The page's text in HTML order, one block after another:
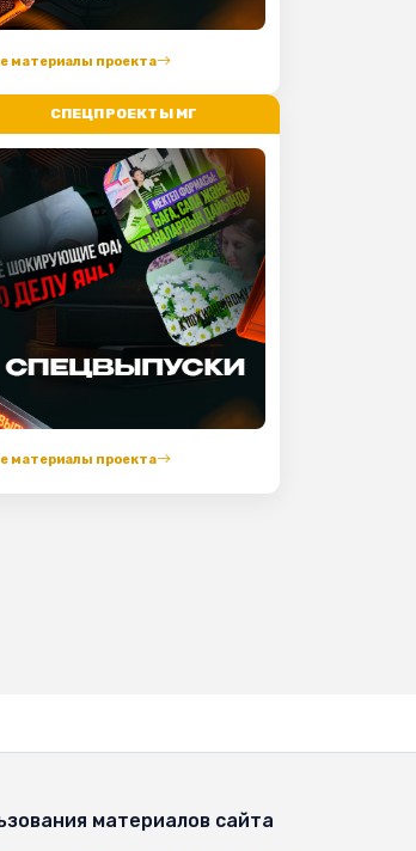
материалы проекта
СПЕЦПРОЕКТЫ МГ
материалы проекта
материалов сайта